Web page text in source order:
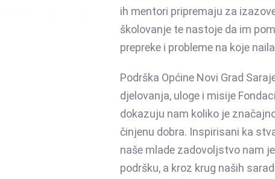
ih mentori pripremaju za
školovanje te nastoje da im
prepreke i probleme na koje
Podrška Općine Novi Grad
djelovanja, uloge i misije
dokazuju nam koliko je
činjenu dobra. Inspirisani ka
naše mlade zadovoljstvo nam
podršku, a kroz krug naših